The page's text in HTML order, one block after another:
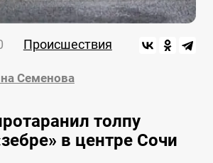
Происшествия
Семенова
толпу
в центре Сочи